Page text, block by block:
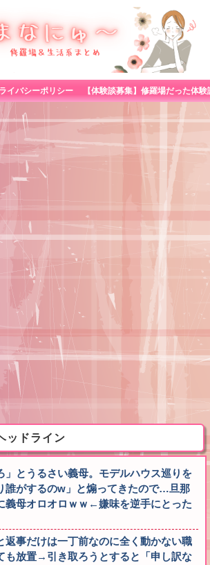
イバシーポリシー
ッドライン
」とうるさい義母。モデルハウス巡りを
誰がするのw」と煽ってきたので…旦那
義母オロオロｗｗ←嫌味を逆手にとった
返事だけは一丁前なのに全く動かない職
も放置→引き取ろうとすると「申し訳な